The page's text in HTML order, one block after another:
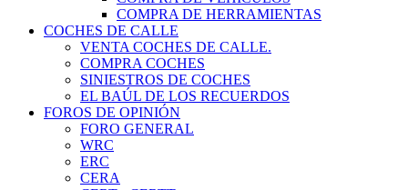
COMPRA DE HERRAMIENTAS
COCHES DE CALLE
VENTA COCHES DE CALLE.
COMPRA COCHES
SINIESTROS DE COCHES
EL BAÚL DE LOS RECUERDOS
FOROS DE OPINIÓN
FORO GENERAL
WRC
ERC
CERA